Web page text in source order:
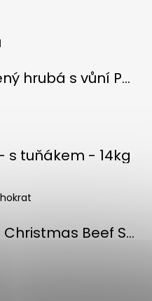
ZVERLIT červený hrubá s vůní Podestýlka kočka 10kg
je 5 z 5 hvězdiček.
s tuňákem - 14kg
je 5 z 5 hvězdiček.
Brit Care Cat Christmas Beef Soup 75g
je 5 z 5 hvězdiček.